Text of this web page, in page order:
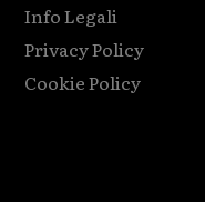
Info Legali
Privacy Policy
Cookie Policy